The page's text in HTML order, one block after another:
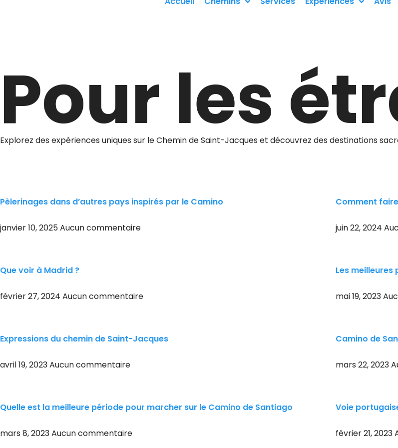
Pour les
Explorez des expériences uniques sur le Chemin de Saint-Jacques et découvrez des destinations
Pèlerinages dans d’autres pays inspirés par le Camino
janvier 10, 2025Aucun commentaire
Comment
juin 22, 2024
Que voir à Madrid ?
février 27, 2024 Aucun commentaire
Les meilleures
mai 19, 2023
Expressions du chemin de Saint-Jacques
avril 19, 2023Aucun commentaire
Camino de
mars 22, 2023
Quelle est la meilleure période pour marcher sur le Camino de Santiago
mars 8, 2023Aucun commentaire
Voie
février 21, 2023